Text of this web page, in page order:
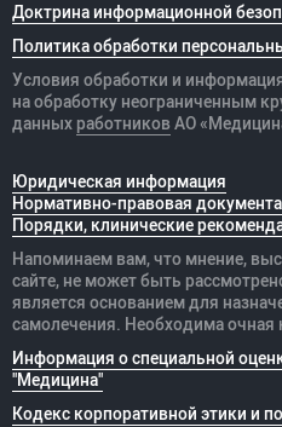
Доктрина информационной
Политика обработки
Условия обработки и
на обработку неограниченным
данных работников АО
Юридическая информация
Нормативно-правовая
Порядки, клинические
Напоминаем вам, что мнение,
сайте, не может быть
является основанием для
самолечения. Необходима очная
Информация о специальной
"Медицина"
Кодекс корпоративной этики и